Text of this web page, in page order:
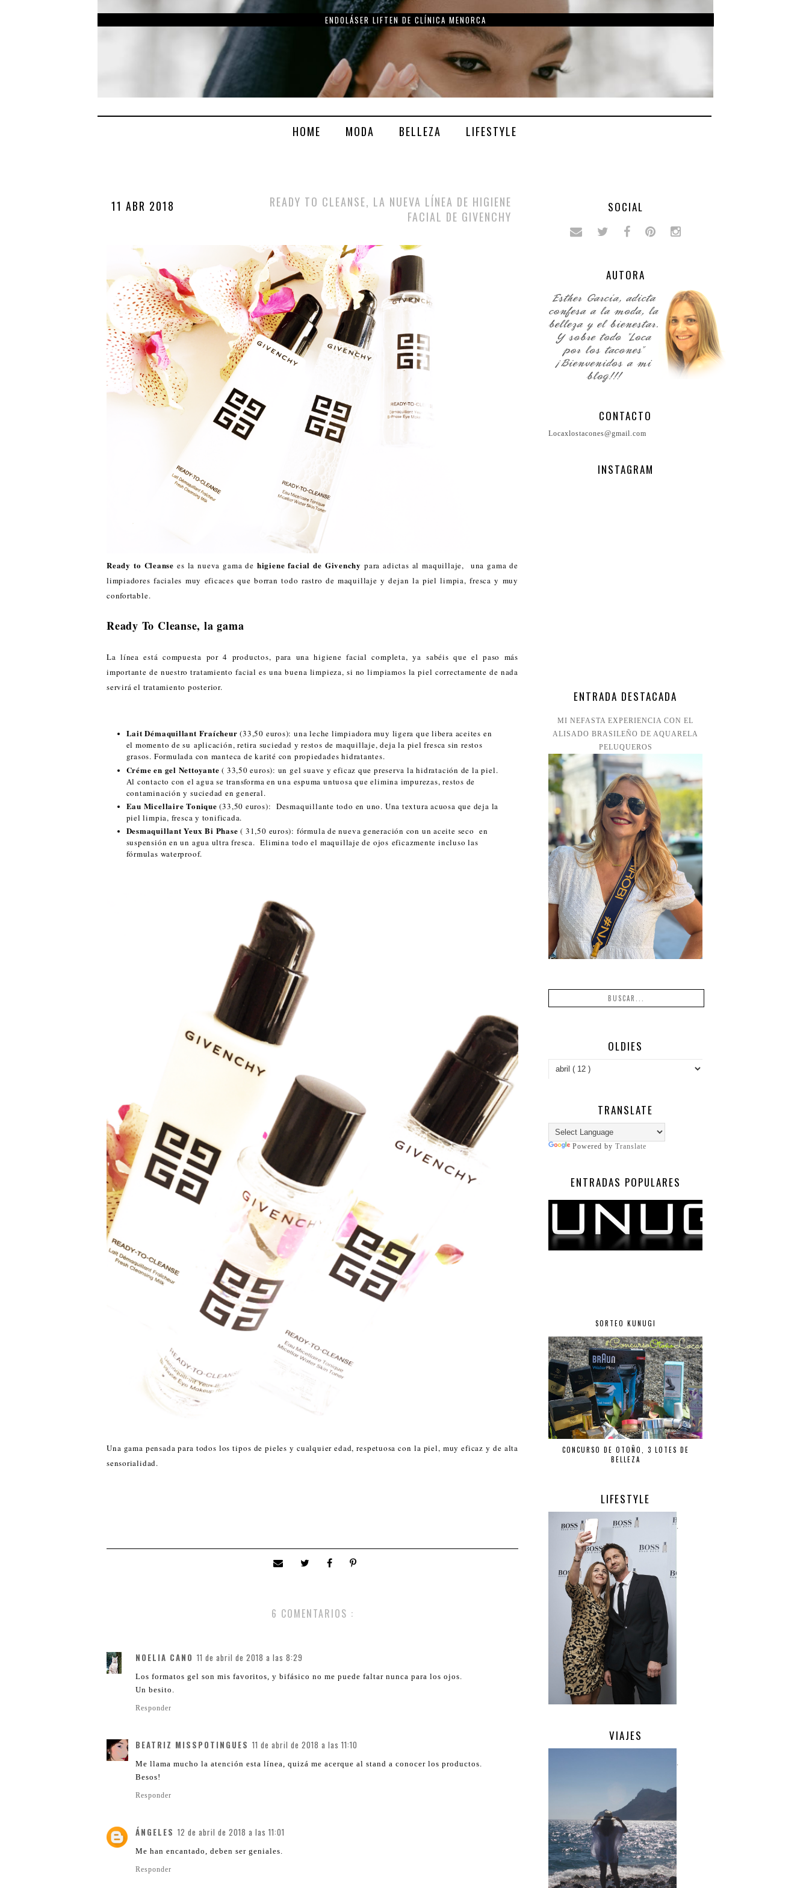
ENDOLÁSER LIFTEN DE CLÍNICA MENORCA
HOME MODA BELLEZA LIFESTYLE
11 ABR 2018
READY TO CLEANSE, LA NUEVA LÍNEA DE HIGIENE
FACIAL DE GIVENCHY
Ready to Cleanse es la nueva gama de higiene facial de Givenchy para adictas al maquillaje, una gama de
limpiadores faciales muy eficaces que borran todo rastro de maquillaje y dejan la piel limpia, fresca y muy
confortable.
Ready To Cleanse, la gama
La línea está compuesta por 4 productos, para una higiene facial completa, ya sabéis que el paso más
importante de nuestro tratamiento facial es una buena limpieza, si no limpiamos la piel correctamente de nada
servirá el tratamiento posterior.
Lait Démaquillant Fraícheur (33,50 euros): una leche limpiadora muy ligera que libera aceites en
el momento de su aplicación, retira suciedad y restos de maquillaje, deja la piel fresca sin restos
grasos. Formulada con manteca de karité con propiedades hidratantes.
Créme en gel Nettoyante ( 33,50 euros): un gel suave y eficaz que preserva la hidratación de la piel.
Al contacto con el agua se transforma en una espuma untuosa que elimina impurezas, restos de
contaminación y suciedad en general.
Eau Micellaire Tonique (33,50 euros): Desmaquillante todo en uno. Una textura acuosa que deja la
piel limpia, fresca y tonificada.
Desmaquillant Yeux Bi Phase( 31,50 euros): fórmula de nueva generación con un aceite seco en
suspensión en un agua ultra fresca. Elimina todo el maquillaje de ojos eficazmente incluso las
fórmulas waterproof.
Una gama pensada para todos los tipos de pieles y cualquier edad, respetuosa con la piel, muy eficaz y de alta
sensorialidad.
6 COMENTARIOS :
NOELIA CANO 11 de abril de 2018 a las 8:29
Los formatos gel son mis favoritos, y bifásico no me puede faltar nunca para los ojos.
Un besito.
Responder
BEATRIZ MISSPOTINGUES 11 de abril de 2018 a las 11:10
Me llama mucho la atención esta línea, quizá me acerque al stand a conocer los productos.
Besos!
Responder
ÁNGELES 12 de abril de 2018 a las 11:01
Me han encantado, deben ser geniales.
Responder
SOCIAL
AUTORA
CONTACTO
Locaxlostacones@gmail.com
INSTAGRAM
ENTRADA DESTACADA
MI NEFASTA EXPERIENCIA CON EL
ALISADO BRASILEÑO DE AQUARELA
PELUQUEROS
OLDIES
TRANSLATE
Powered by Translate
ENTRADAS POPULARES
SORTEO KUNUGI
CONCURSO DE OTOÑO, 3 LOTES DE
BELLEZA
LIFESTYLE
.
VIAJES
.